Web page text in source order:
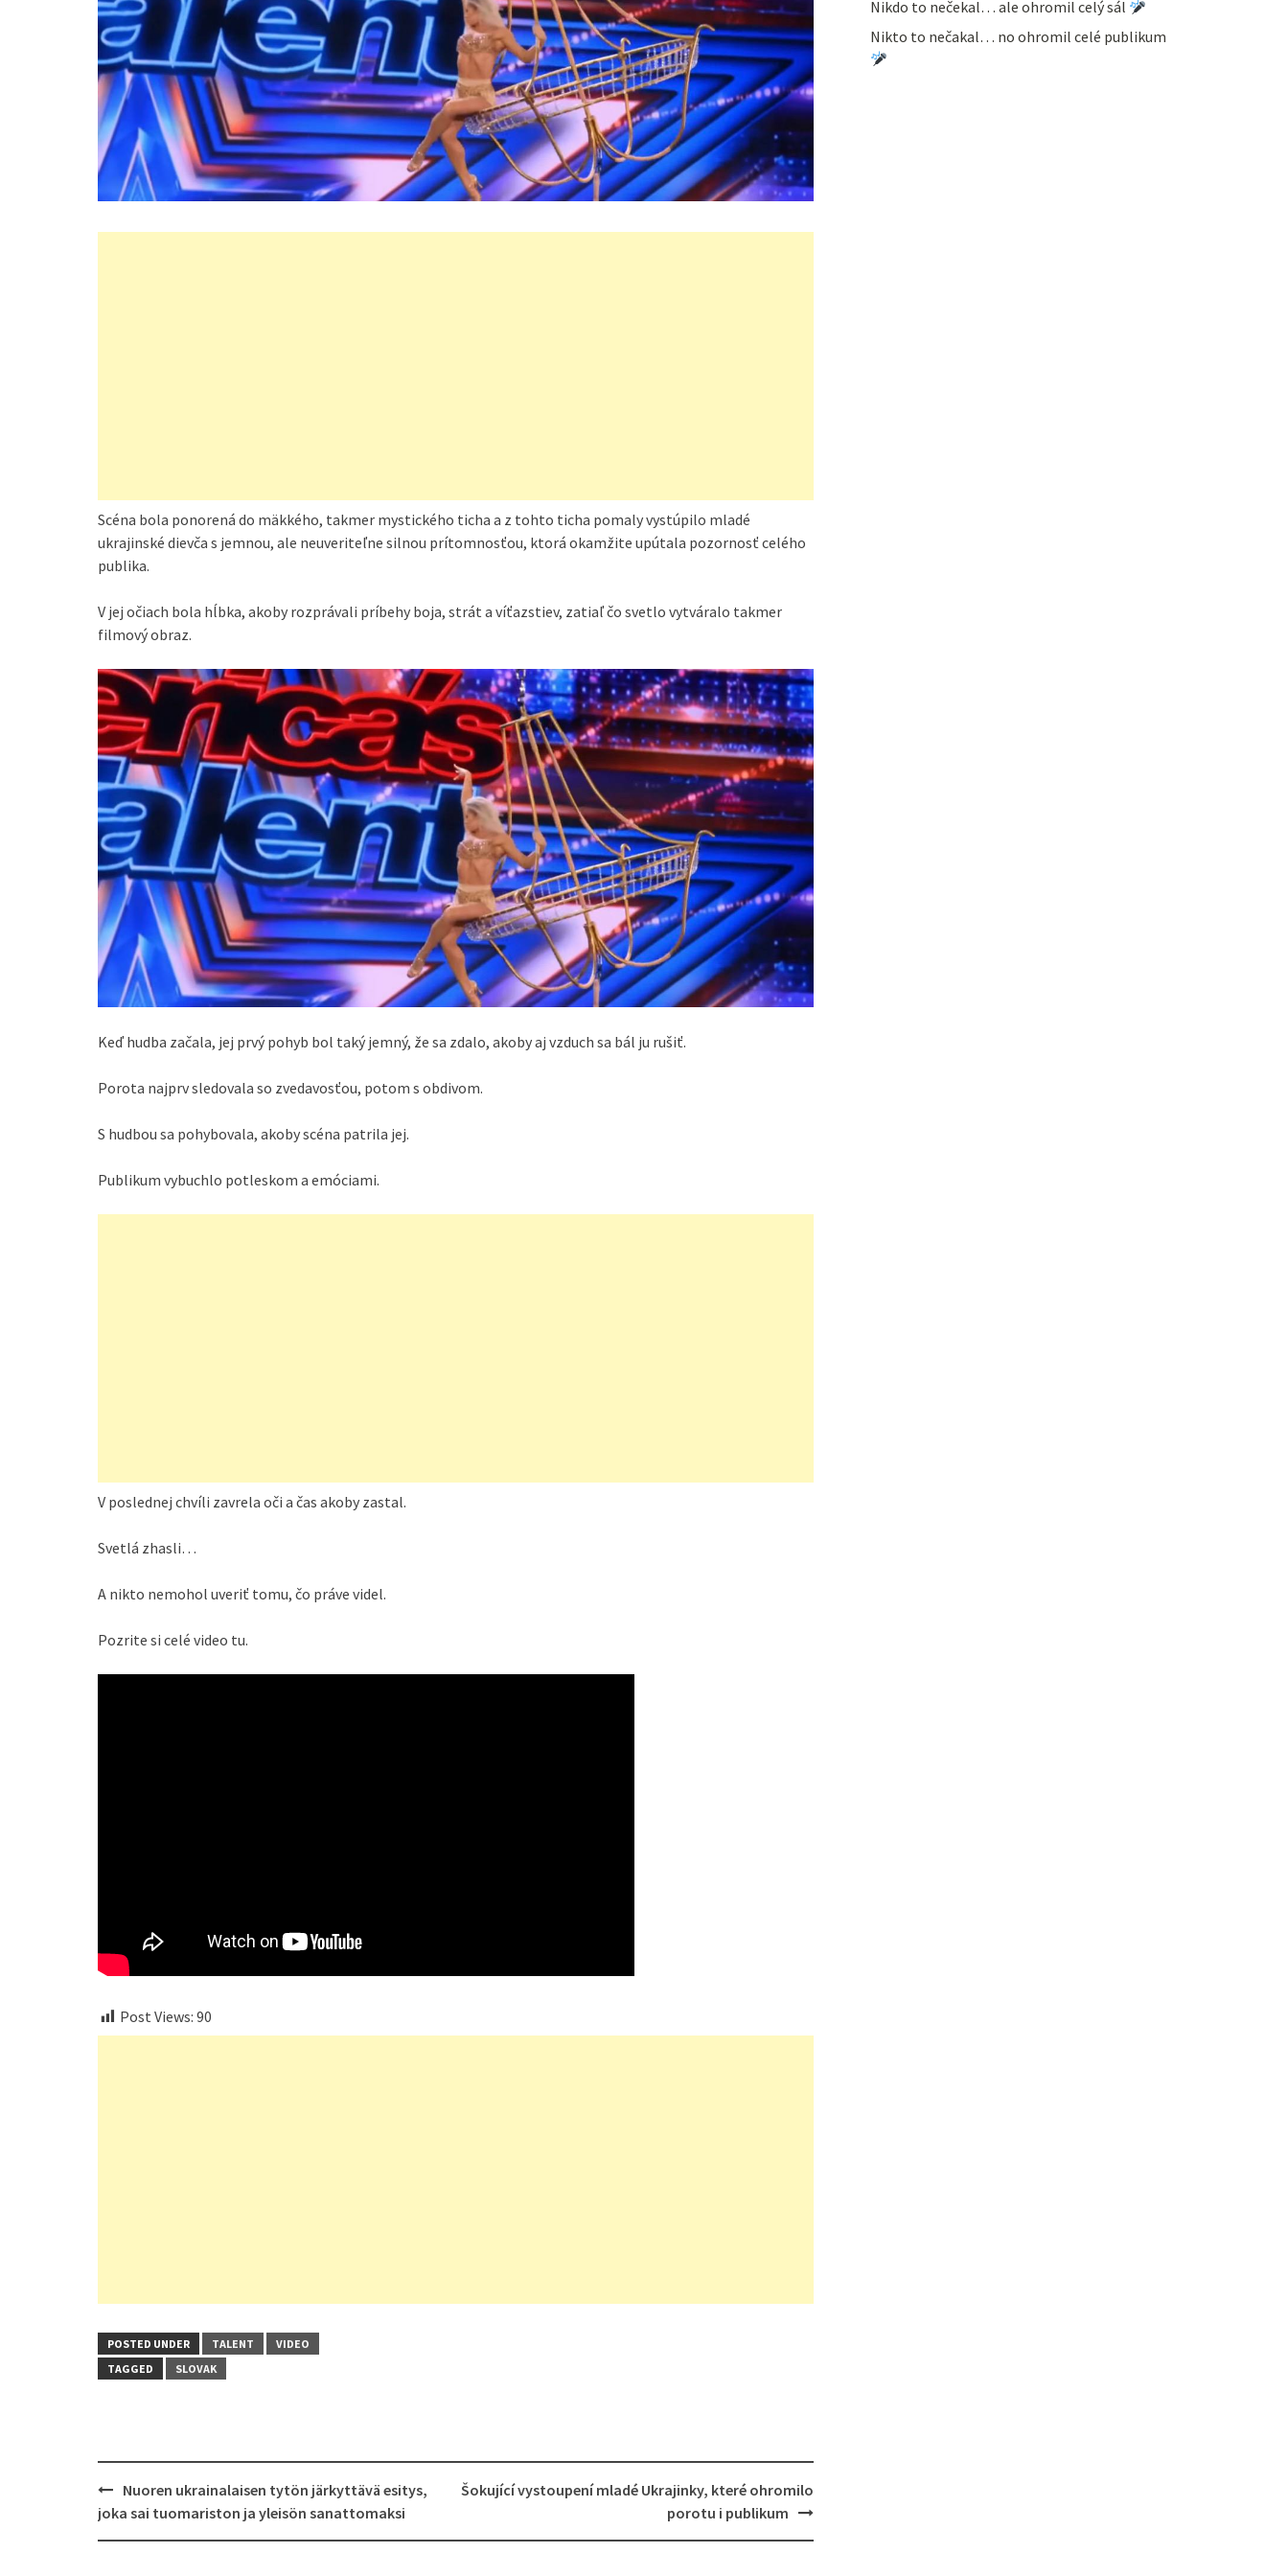
Scéna bola ponorená do mäkkého, takmer mystického ticha a z tohto ticha pomaly vystúpilo mladé
ukrajinské dievča s jemnou, ale neuveriteľne silnou prítomnosťou, ktorá okamžite upútala pozornosť celého
publika.
V jej očiach bola hĺbka, akoby rozprávali príbehy boja, strát a víťazstiev, zatiaľ čo svetlo vytváralo takmer
filmový obraz.
Keď hudba začala, jej prvý pohyb bol taký jemný, že sa zdalo, akoby aj vzduch sa bál ju rušiť.
Porota najprv sledovala so zvedavosťou, potom s obdivom.
S hudbou sa pohybovala, akoby scéna patrila jej.
Publikum vybuchlo potleskom a emóciami.
V poslednej chvíli zavrela oči a čas akoby zastal.
Svetlá zhasli…
A nikto nemohol uveriť tomu, čo práve videl.
Pozrite si celé video tu.
Post Views: 90
POSTED UNDER TALENT
VIDEO
TAGGED
SLOVAK
Post
navigation
Nuoren ukrainalaisen tytön järkyttävä esitys,
joka sai tuomariston ja yleisön sanattomaksi
Šokující vystoupení mladé Ukrajinky, které ohromilo
porotu i publikum
Nikdo to nečekal… ale ohromil celý sál
Nikto to nečakal… no ohromil celé publikum